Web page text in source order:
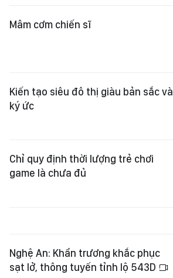
Mâm cơm chiến sĩ
Kiến tạo siêu đô thị giàu bản sắc và
ký ức
Chỉ quy định thời lượng trẻ chơi
game là chưa đủ
Nghệ An: Khẩn trương khắc phục
sạt lở, thông tuyến tỉnh lộ 543D